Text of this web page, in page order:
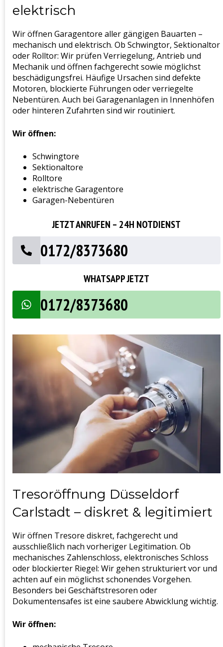
elektrisch
Wir öffnen Garagentore aller gängigen Bauarten –
mechanisch und elektrisch. Ob Schwingtor, Sektionaltor
oder Rolltor: Wir prüfen Verriegelung, Antrieb und
Mechanik und öffnen fachgerecht sowie möglichst
beschädigungsfrei. Häufige Ursachen sind defekte
Motoren, blockierte Führungen oder verriegelte
Nebentüren. Auch bei Garagenanlagen in Innenhöfen
oder hinteren Zufahrten sind wir routiniert.
Wir öffnen:
Schwingtore
Sektionaltore
Rolltore
elektrische Garagentore
Garagen-Nebentüren
JETZT ANRUFEN – 24H NOTDIENST
0172/8373680
WHATSAPP JETZT
0172/8373680
Tresoröffnung Düsseldorf
Carlstadt – diskret & legitimiert
Wir öffnen Tresore diskret, fachgerecht und
ausschließlich nach vorheriger Legitimation. Ob
mechanisches Zahlenschloss, elektronisches Schloss
oder blockierter Riegel: Wir gehen strukturiert vor und
achten auf ein möglichst schonendes Vorgehen.
Besonders bei Geschäftstresoren oder
Dokumentensafes ist eine saubere Abwicklung wichtig.
Wir öffnen: